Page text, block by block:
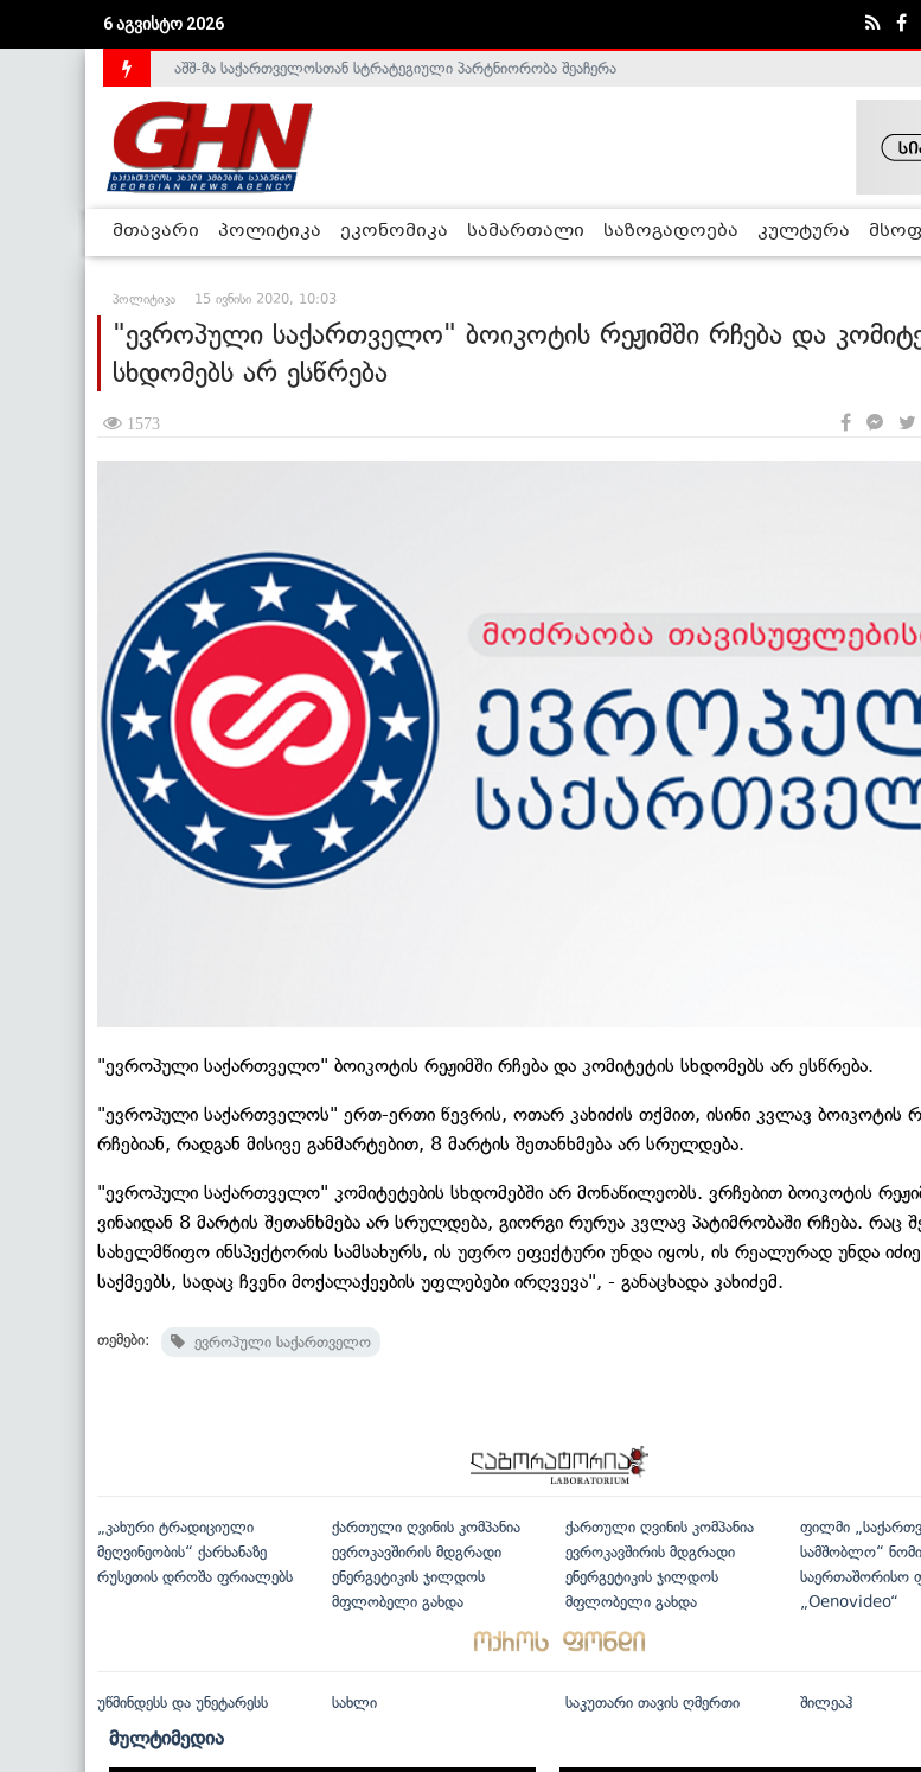
6 აგვისტო 2026
საქართველოს დე-ფაქტო მთავრობა არალეგიტიმურია - ჰელსინკის კომისია
აშშ-მა საქართველოსთან სტრატეგიული პარტნიორობა შეაჩერა
მთავარი პოლიტიკა ეკონომიკა სამართალი საზოგადოება კულტურა
პოლიტიკა 15 ივნისი 2020, 10:03
"ევროპული საქართველო" ბოიკოტის რეჟიმში რჩება და
სხდომებს არ ესწრება
1573
"ევროპული საქართველო" ბოიკოტის რეჟიმში რჩება და კომიტეტის სხდომებს არ ესწრება.
"ევროპული საქართველოს" ერთ-ერთი წევრის, ოთარ კახიძის თქმით, ისინი კვლავ ბოიკოტის
რჩებიან, რადგან მისივე განმარტებით, 8 მარტის შეთანხმება არ სრულდება.
"ევროპული საქართველო" კომიტეტების სხდომებში არ მონაწილეობს. ვრჩებით ბოიკოტის
ვინაიდან 8 მარტის შეთანხმება არ სრულდება, გიორგი რურუა კვლავ პატიმრობაში რჩება. რაც
სახელმწიფო ინსპექტორის სამსახურს, ის უფრო ეფექტური უნდა იყოს, ის რეალურად უნდა
საქმეებს, სადაც ჩვენი მოქალაქეების უფლებები ირღვევა", - განაცხადა კახიძემ.
თემები: ევროპული საქართველო
„კახური ტრადიციული
მეღვინეობის“ ქარხანაზე
რუსეთის დროშა ფრიალებს
ქართული ღვინის კომპანია
ევროკავშირის მდგრადი
ენერგეტიკის ჯილდოს
მფლობელი გახდა
ქართული ღვინის კომპანია
ევროკავშირის მდგრადი
ენერგეტიკის ჯილდოს
მფლობელი გახდა
ფილმი
სამშობლო“
საერთაშორისო
„Oenovideo“
უწმინდესს და უნეტარესს სახლი საკუთარი თავის ღმერთი შილეაჰ
მულტიმედია